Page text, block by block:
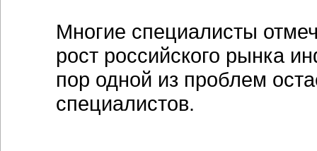
Многие специалисты
рост российского рынка
пор одной из проблем
специалистов.